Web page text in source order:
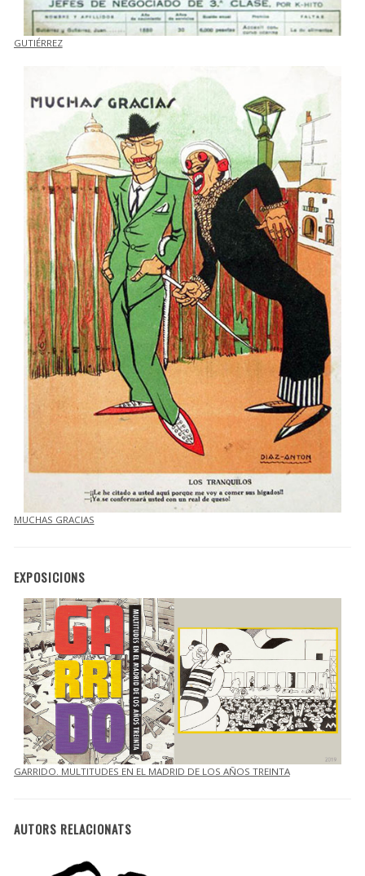
GUTIÉRREZ
MUCHAS GRACIAS
EXPOSICIONS
GARRIDO. MULTITUDES EN EL MADRID DE LOS AÑOS TREINTA
AUTORS RELACIONATS